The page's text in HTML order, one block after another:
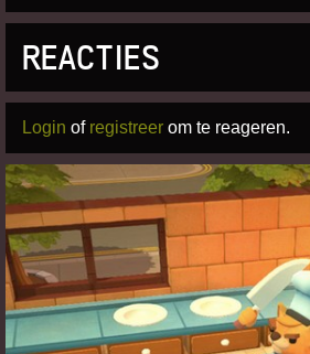
REACTIES
Login of registreer om te reageren.